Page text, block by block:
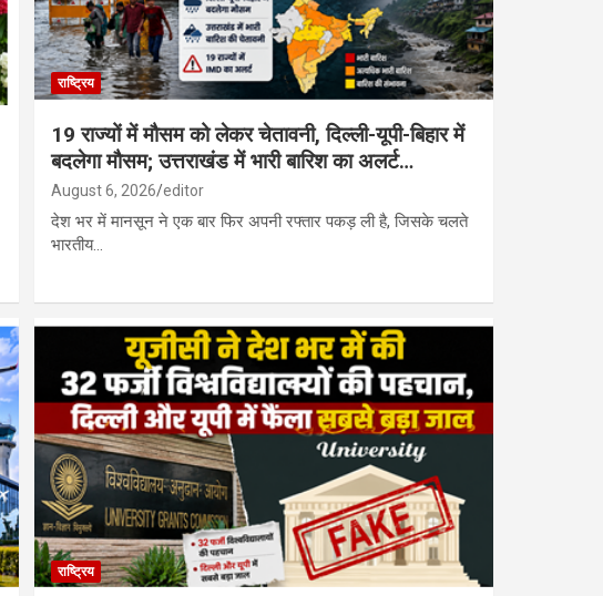
राष्ट्रिय
19 राज्यों में मौसम को लेकर चेतावनी, दिल्ली-यूपी-बिहार में
बदलेगा मौसम; उत्तराखंड में भारी बारिश का अलर्ट…
August 6, 2026 editor
देश भर में मानसून ने एक बार फिर अपनी रफ्तार पकड़ ली है, जिसके चलते
भारतीय…
राष्ट्रिय